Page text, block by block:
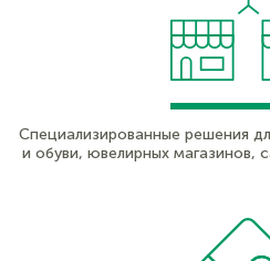
Специализированные решения
и обуви, ювелирных магазинов,